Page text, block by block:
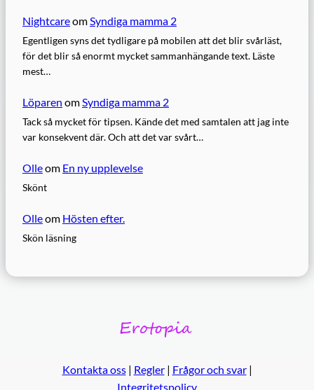
NightcareomSyndiga mamma 2
Egentligen syns det tydligare på mobilen att det blir svårläst,
för det blir så enormt mycket sammanhängande text. Läste
mest…
Löparen omSyndiga mamma 2
Tack så mycket för tipsen. Kände det med samtalen att jag inte
var konsekvent där. Och att det var svårt…
Olleom En ny upplevelse
Skönt
Olleom Hösten efter.
Skön läsning
Kontakta oss| Regler| Frågor och svar|
Integritetspolicy